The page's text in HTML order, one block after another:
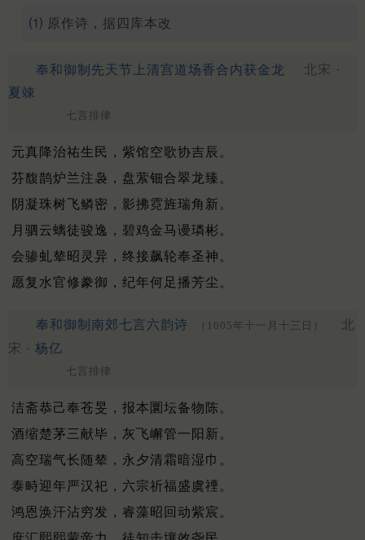
⑴ 原作诗，据四库本改
奉和御制先天节上清宫道场香合内获金龙
北宋 ·
夏竦
七言排律
元真降治祐生民，紫馆空歌协吉辰。
芬馥鹊炉兰注袅，盘萦钿合翠龙臻。
阴凝珠树飞鳞密，影拂霓旌瑞角新。
月驷云螭徒骏逸，碧鸡金马谩璘彬。
会骖虬辇昭灵异，终接飙轮奉圣神。
愿复水官修豢御，纪年何足播芳尘。
奉和御制南郊七言六韵诗 （1005年十一月十三日）
北
宋 · 杨亿
七言排律
洁斋恭己奉苍旻，报本圜坛备物陈。
酒缩楚茅三献毕，灰飞嶰管一阳新。
高空瑞气长随辇，永夕清霜暗湿巾。
泰畤迎年严汉祀，六宗祈福盛虞禋。
鸿恩涣汗沾穷发，睿藻昭回动紫宸。